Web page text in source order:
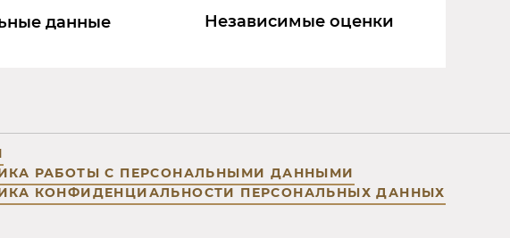
данные Независимые оценки
РАБОТЫ С ПЕРСОНАЛЬНЫМИ ДАННЫМИ
КОНФИДЕНЦИАЛЬНОСТИ ПЕРСОНАЛЬНЫХ ДАННЫХ